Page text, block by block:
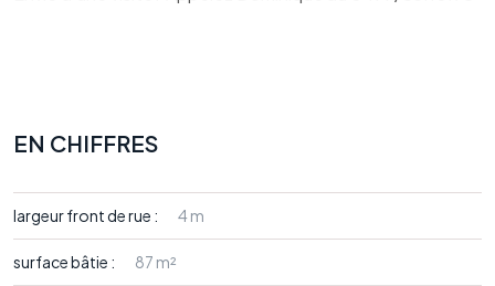
EN CHIFFRES
largeur front de rue : 4 m
surface bâtie : 87 m²